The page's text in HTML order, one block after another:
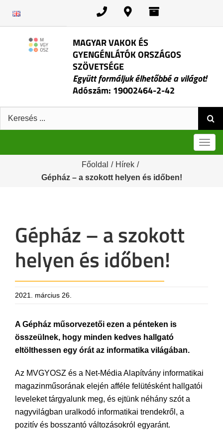
MAGYAR VAKOK ÉS
GYENGÉNLÁTÓK ORSZÁGOS
SZÖVETSÉGE
Együtt formáljuk élhetőbbé a világot!
Adószám: 19002464-2-42
Keresés:
Főoldal / Hírek /
Gépház – a szokott helyen és időben!
Gépház – a szokott
helyen és időben!
2021. március 26.
A Gépház műsorvezetői ezen a pénteken is
összeülnek, hogy minden kedves hallgató
eltölthessen egy órát az informatika világában.
Az MVGYOSZ és a Net-Média Alapítvány informatikai
magazinműsorának elején afféle felütésként hallgatói
leveleket tárgyalunk meg, és ejtünk néhány szót a
nagyvilágban uralkodó informatikai trendekről, a
pozitív és bosszantó változásokról egyaránt.